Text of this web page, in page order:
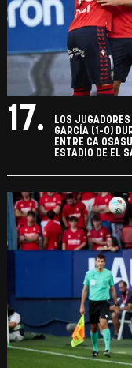
17.
LOS
GARCÍA (1-0)
ENTRE CA
ESTADIO DE EL